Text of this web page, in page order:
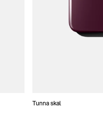
Tunna skal